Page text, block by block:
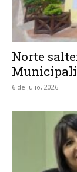
Norte
6 de julio, 2026